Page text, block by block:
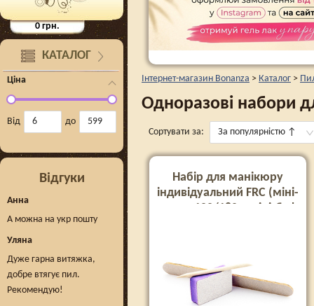
0грн.
КАТАЛОГ
Ціна
Від до
Відгуки
Анна
А можна на укр пошту
Уляна
Дуже гарна витяжка,
добре втягує пил.
Рекомендую!
Інтернет-магазин Bonanza > Каталог >
Одноразові набори
Сортувати за: За популярністю ↑
Набір для манікюру
індивідуальний FRC (міні-
пилка 100/180 + міні-баф